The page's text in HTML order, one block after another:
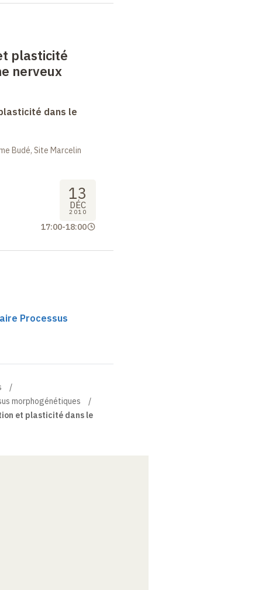
plasticité
nerveux
dans le
Budé, Site Marcelin
13
DÉC
2010
17:00-18:00
Processus
morphogénétiques
et plasticité dans le